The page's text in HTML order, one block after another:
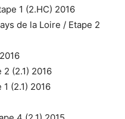
1 (2.HC) 2016
de la Loire / Etape 2
(2.1) 2016
(2.1) 2016